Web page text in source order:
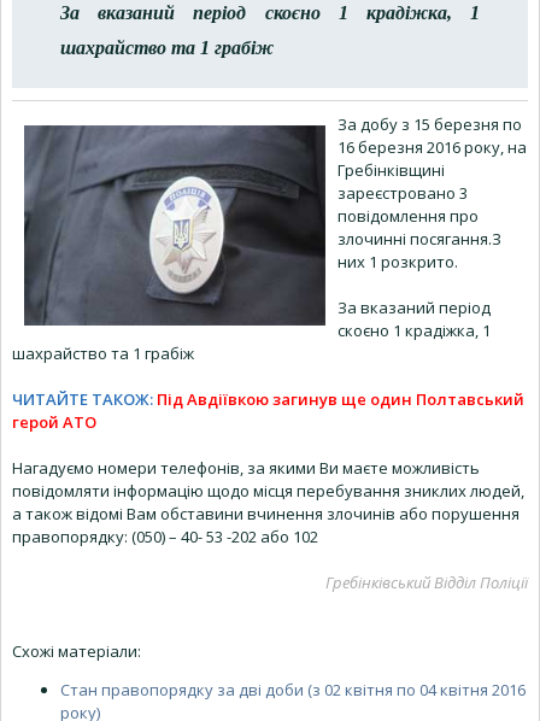
За вказаний період скоєно 1 крадіжка, 1
шахрайство та 1 грабіж
За добу з 15 березня по
16 березня 2016 року, на
Гребінківщині
зареєстровано 3
повідомлення про
злочинні посягання.З
них 1 розкрито.
За вказаний період
скоєно 1 крадіжка, 1
шахрайство та 1 грабіж
ЧИТАЙТЕ ТАКОЖ: Під Авдіївкою загинув ще один Полтавський
герой АТО
Нагадуємо номери телефонів, за якими Ви маєте можливість
повідомляти інформацію щодо місця перебування зниклих людей,
а також відомі Вам обставини вчинення злочинів або порушення
правопорядку: (050) – 40- 53 -202 або 102
Гребінківський Відділ Поліції
Схожі матеріали:
Стан правопорядку за дві доби (з 02 квітня по 04 квітня 2016
року)